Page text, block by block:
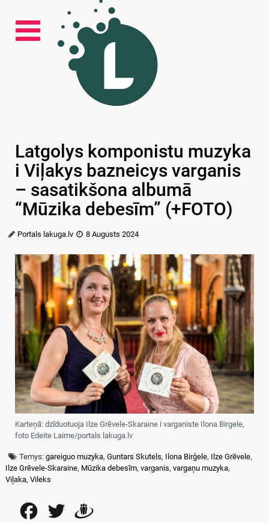
Latgolys komponistu muzyka
i Viļakys bazneicys varganis
– sasatikšona albumā
“Mūzika debesīm” (+FOTO)
Portals lakuga.lv 8 Augusts 2024
Karteņā: dzīduotuoja Ilze Grēvele-Skaraine i varganiste Ilona Birgele,
foto Edeite Laime/portals lakuga.lv
Temys:gareiguo muzyka,Guntars Skutels, Ilona Birģele, Ilze Grēvele,
Ilze Grēvele-Skaraine, Mūzika debesīm, varganis, vargaņu muzyka,
Viļaka, Vileks
FacebookTwitter